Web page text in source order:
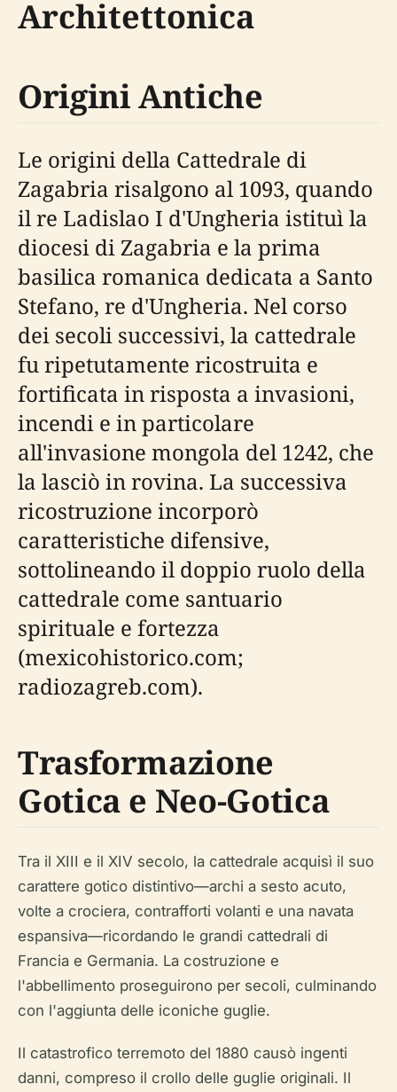
Architettonica
Origini Antiche
Le origini della Cattedrale di
Zagabria risalgono al 1093, quando
il re Ladislao I d'Ungheria istituì la
diocesi di Zagabria e la prima
basilica romanica dedicata a Santo
Stefano, re d'Ungheria. Nel corso
dei secoli successivi, la cattedrale
fu ripetutamente ricostruita e
fortificata in risposta a invasioni,
incendi e in particolare
all'invasione mongola del 1242, che
la lasciò in rovina. La successiva
ricostruzione incorporò
caratteristiche difensive,
sottolineando il doppio ruolo della
cattedrale come santuario
spirituale e fortezza
(mexicohistorico.com;
radiozagreb.com).
Trasformazione
Gotica e Neo-Gotica
Tra il XIII e il XIV secolo, la cattedrale acquisì il suo
carattere gotico distintivo—archi a sesto acuto,
volte a crociera, contrafforti volanti e una navata
espansiva—ricordando le grandi cattedrali di
Francia e Germania. La costruzione e
l'abbellimento proseguirono per secoli, culminando
con l'aggiunta delle iconiche guglie.
Il catastrofico terremoto del 1880 causò ingenti
danni, compreso il crollo delle guglie originali. Il